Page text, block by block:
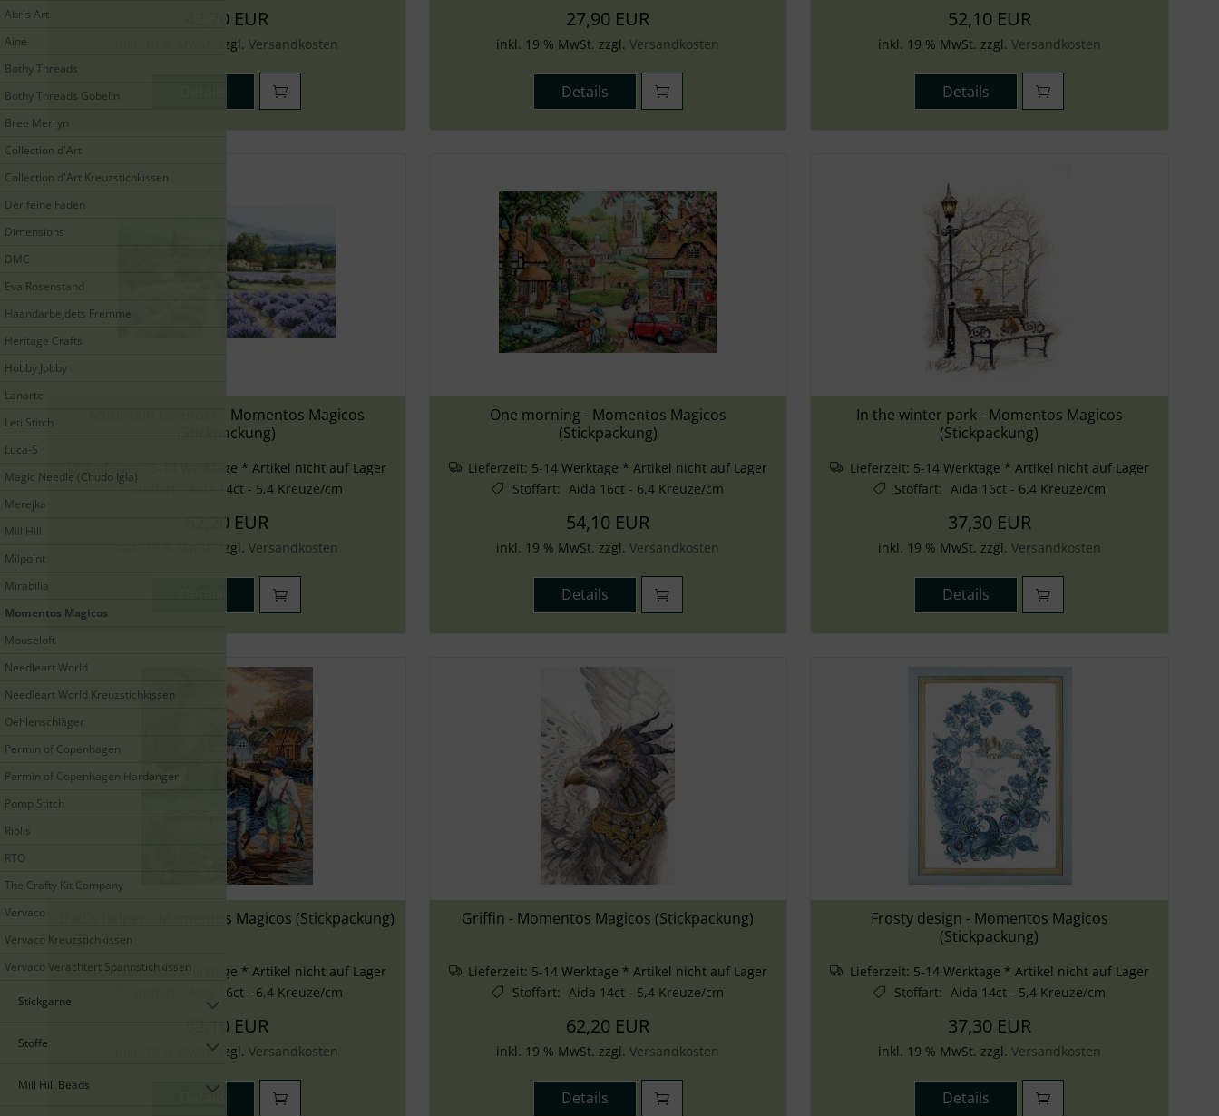
Abris Art
Aine
Bothy Threads
Bothy Threads Gobelin
Bree Merryn
Collection d'Art
Collection d'Art Kreuzstichkissen
Der feine Faden
Dimensions
DMC
Eva Rosenstand
Haandarbejdets Fremme
Heritage Crafts
Hobby Jobby
Lanarte
Leti Stitch
Luca-S
Magic Needle (Chudo Igla)
Merejka
Mill Hill
Milpoint
Mirabilia
Momentos Magicos
Mouseloft
Needleart World
Needleart World Kreuzstichkissen
Oehlenschläger
Permin of Copenhagen
Permin of Copenhagen Hardanger
Pomp Stitch
Riolis
RTO
The Crafty Kit Company
Vervaco
Vervaco Kreuzstichkissen
Vervaco Verachtert Spannstichkissen
Stickgarne
Stoffe
Mill Hill Beads
42,70 EUR
inkl. 19 % MwSt. zzgl. Versandkosten
27,90 EUR
inkl. 19 % MwSt. zzgl.Versandkosten
Details
52,10 EUR
inkl. 19 % MwSt. zzgl. Versandkosten
Details
Mountain lavender - Momentos Magicos
(Stickpackung)
5-14 Werktage * Artikel nicht auf Lager
Aida 14ct - 5,4 Kreuze/cm
62,20 EUR
inkl. 19 % MwSt. zzgl. Versandkosten
One morning - Momentos Magicos
(Stickpackung)
Lieferzeit: 5-14 Werktage * Artikel nicht auf Lager
Stoffart: Aida 16ct - 6,4 Kreuze/cm
54,10 EUR
inkl. 19 % MwSt. zzgl.Versandkosten
Details
In the winter park - Momentos Magicos
(Stickpackung)
Lieferzeit: 5-14 Werktage * Artikel nicht auf Lager
Stoffart: Aida 16ct - 6,4 Kreuze/cm
37,30 EUR
inkl. 19 % MwSt. zzgl. Versandkosten
Details
Dad's helper - Momentos Magicos (Stickpackung)
Lieferzeit:5-14 Werktage * Artikel nicht auf Lager
Aida 16ct - 6,4 Kreuze/cm
52,10 EUR
inkl. 19 % MwSt. zzgl. Versandkosten
Details
Griffin - Momentos Magicos (Stickpackung)
Lieferzeit: 5-14 Werktage * Artikel nicht auf Lager
Stoffart: Aida 14ct - 5,4 Kreuze/cm
62,20 EUR
inkl. 19 % MwSt. zzgl.Versandkosten
Details
Frosty design - Momentos Magicos
(Stickpackung)
Lieferzeit: 5-14 Werktage * Artikel nicht auf Lager
Stoffart: Aida 14ct - 5,4 Kreuze/cm
37,30 EUR
inkl. 19 % MwSt. zzgl. Versandkosten
Details